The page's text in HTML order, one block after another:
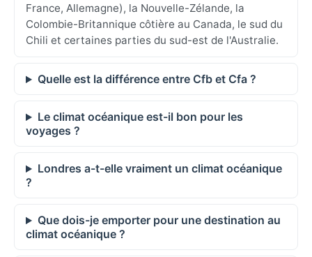
France, Allemagne), la Nouvelle-Zélande, la
Colombie-Britannique côtière au Canada, le sud du
Chili et certaines parties du sud-est de l'Australie.
Quelle est la différence entre Cfb et Cfa ?
Le climat océanique est-il bon pour les
voyages ?
Londres a-t-elle vraiment un climat océanique
?
Que dois-je emporter pour une destination au
climat océanique ?